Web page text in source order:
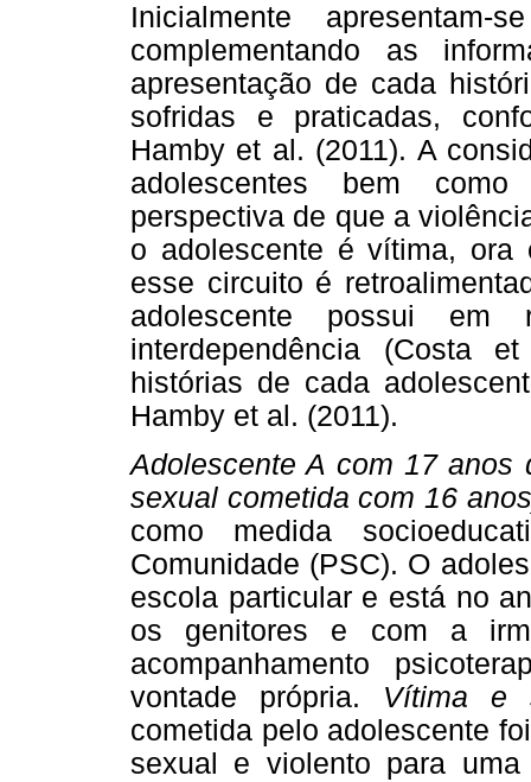
Inicialmente
complementando as
apresentação de cada
sofridas e praticadas,
Hamby et al. (2011). A
adolescentes bem
perspectiva de que a
o adolescente é vítima, ora
esse circuito é
adolescente possui
interdependência (Costa
histórias de cada
Hamby et al. (2011).
Adolescente A com 17 anos
sexual cometida com 16
como medida
Comunidade (PSC). O
escola particular e está no
os genitores e com a
acompanhamento
vontade própria. Vítima e
cometida pelo adolescente
sexual e violento para